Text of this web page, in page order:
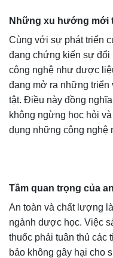
Những xu hướng mới
Cùng với sự phát triển
đang chứng kiến sự
công nghệ như dược
đang mở ra những triển
tật. Điều này đồng
không ngừng học hỏi
dụng những công nghệ
Tầm quan trọng của
An toàn và chất lượng
ngành dược học. Việc
thuốc phải tuân thủ các
bảo không gây hại cho